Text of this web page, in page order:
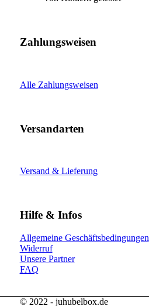
Zahlungsweisen
Alle Zahlungsweisen
Versandarten
Versand & Lieferung
Hilfe & Infos
Allgemeine Geschäftsbedingungen
Widerruf
Unsere Partner
FAQ
© 2022 - juhubelbox.de